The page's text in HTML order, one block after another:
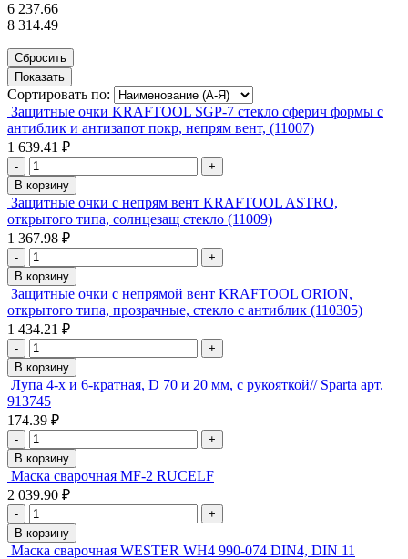
6 237.66
8 314.49
Сортировать по:
Защитные очки KRAFTOOL SGP-7 стекло сферич формы с
антиблик и антизапот покр, непрям вент, (11007)
1 639.41 ₽
-
+
В корзину
Защитные очки с непрям вент KRAFTOOL ASTRO,
открытого типа, солнцезащ стекло (11009)
1 367.98 ₽
-
+
В корзину
Защитные очки с непрямой вент KRAFTOOL ORION,
открытого типа, прозрачные, стекло с антиблик (110305)
1 434.21 ₽
-
+
В корзину
Лупа 4-х и 6-кратная, D 70 и 20 мм, с рукояткой// Sparta арт.
913745
174.39 ₽
-
+
В корзину
Маска сварочная MF-2 RUCELF
2 039.90 ₽
-
+
В корзину
Маска сварочная WESTER WH4 990-074 DIN4, DIN 11